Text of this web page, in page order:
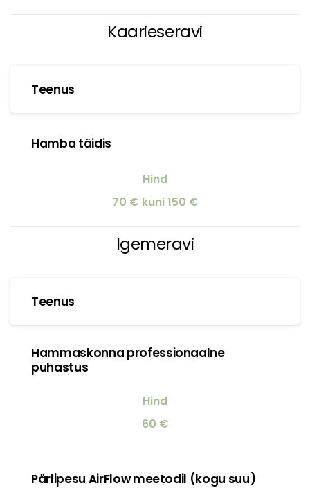
Kaarieseravi
Teenus
Hamba täidis
70 € kuni 150 €
Igemeravi
Teenus
Hammaskonna professionaalne
puhastus
60 €
Pärlipesu AirFlow meetodil (kogu suu)